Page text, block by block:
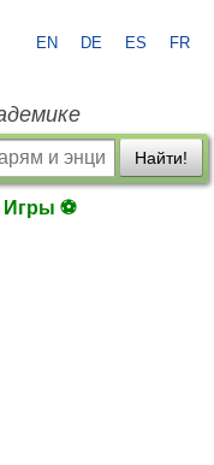
EN DE ES FR
Найти!
Игры ⚽